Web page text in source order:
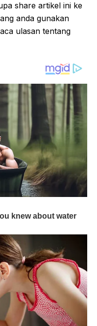
share artikel ini ke
anda gunakan
ulasan tentang